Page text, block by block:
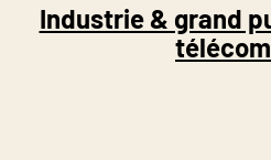
Industrie & grand